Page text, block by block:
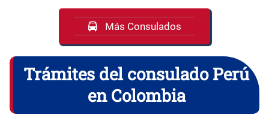
Más Consulados
Trámites del consulado Perú
en Colombia